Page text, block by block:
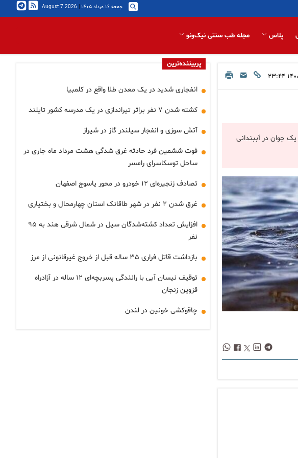
جمعه ۱۶ مرداد ۱۴۰۵ |
2026 August 7
پلاس مجله طب سنتی نیک‌ونو
جوان در آببندانی
پربیننده‌ترین
انفجاری شدید در یک معدن طلا واقع در کلمبیا
کشته شدن ۷ نفر براثر تیراندازی در یک مدرسه کشور تایلند
آتش سوزی و انفجار سیلندر گاز در شیراز
فوت ششمین فرد حادثه غرق شدگی هشت مرداد ماه جاری در
ساحل توسکاسرای رامسر
تصادف زنجیره‌ای ۱۲ خودرو در محور یاسوج اصفهان
غرق شدن ۲ نفر در شهر طاقانک استان چهارمحال و بختیاری
افزایش تعداد کشته‌شدگان سیل در شمال شرقی هند به ۹۵
نفر
بازداشت قاتل فراری ۳۵ ساله قبل از خروج غیرقانونی از مرز
توقیف نیسان آبی با رانندگی پسربچه‌ای ۱۲ ساله در آزادراه
قزوین زنجان
چاقوکشی خونین در لندن